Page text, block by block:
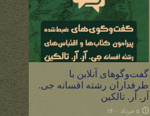
گفت‌وگوهای آنلاین با
طرفداران رشته افسانه جی.
آر. آر. تالکین
۵ خرداد ۱۴۰۰